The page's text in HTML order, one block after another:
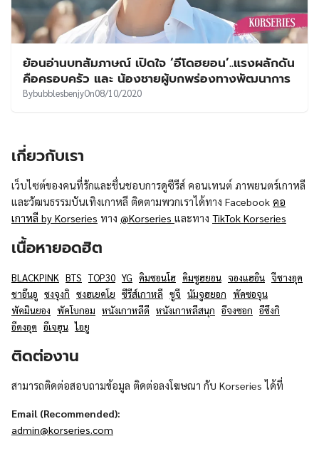
ย้อนอ่านบทสัมภาษณ์ เปิดใจ ‘อีโดฮยอน’..แรงผลักดัน
คือครอบครัว และ น้องชายผู้บกพร่องทางพัฒนาการ
BybubblesbenjyOn08/10/2020
เกี่ยวกับเรา
เว็บไซต์ของคนที่รักและชื่นชอบการดูซีรีส์ คอนเทนต์ ภาพยนตร์เกาหลี
และวัฒนธรรมบันเทิงเกาหลี ติดตามพวกเราได้ทาง Facebook คอ
เกาหลี by Korseries ทาง @Korseries และทาง TikTok Korseries
เนื้อหายอดฮิต
BLACKPINK BTS TOP30 YG คิมซอนโฮ คิมซูฮยอน จองแฮอิน จีชางอุค
ชาอึนอู ซงจุงกิ ซงฮเยคโย ซีรีส์เกาหลี ซูจี นัมจูฮยอก พัคซอจุน
พัคมินยอง พัคโบกอม หนังเกาหลีดี หนังเกาหลีสนุก อีจงซอก อีซึงกิ
อีดงอุค อีเจฮุน ไอยู
ติดต่องาน
สามารถติดต่อสอบถามข้อมูล ติดต่อลงโฆษณา กับ Korseries ได้ที่
Email (Recommended):
admin@korseries.com